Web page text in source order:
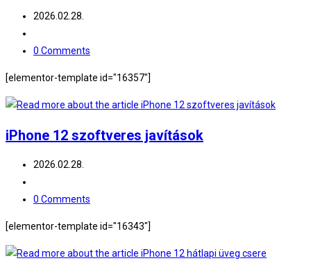
Post
2026.02.28.
category:
Post
0 Comments
[elementor-template id="16357"]
iPhone 12 szoftveres javítások
Post
2026.02.28.
category:
Post
0 Comments
[elementor-template id="16343"]